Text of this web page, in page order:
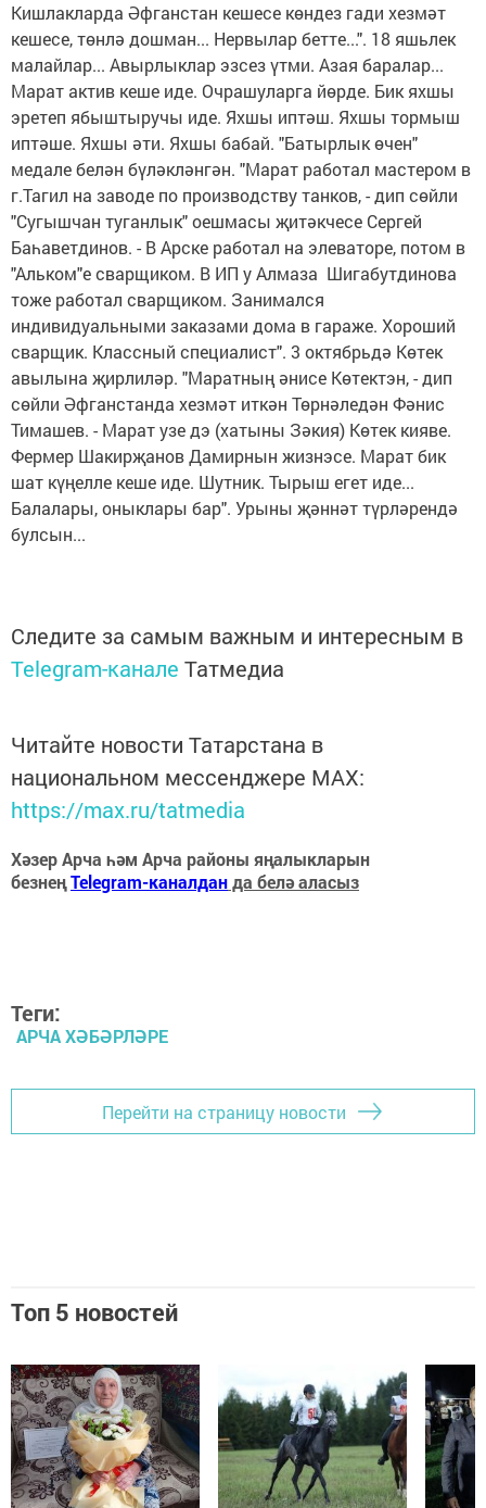
Кишлакларда Әфганстан кешесе көндез гади хезмәт
кешесе, төнлә дошман... Нервылар бетте...". 18 яшьлек
малайлар... Авырлыклар эзсез үтми. Азая баралар...
Марат актив кеше иде. Очрашуларга йөрде. Бик яхшы
эретеп ябыштыручы иде. Яхшы иптәш. Яхшы тормыш
иптәше. Яхшы әти. Яхшы бабай. "Батырлык өчен"
медале белән бүләкләнгән. "Марат работал мастером в
г.Тагил на заводе по производству танков, - дип сөйли
"Сугышчан туганлык" оешмасы җитәкчесе Сергей
Баһаветдинов. - В Арске работал на элеваторе, потом в
"Альком"е сварщиком. В ИП у Алмаза Шигабутдинова
тоже работал сварщиком. Занимался
индивидуальными заказами дома в гараже. Хороший
сварщик. Классный специалист". 3 октябрьдә Көтек
авылына җирлиләр. "Маратның әнисе Көтектэн, - дип
сөйли Әфганстанда хезмәт иткән Төрнәледән Фәнис
Тимашев. - Марат узе дэ (хатыны Зәкия) Көтек кияве.
Фермер Шакирҗанов Дамирнын жизнэсе. Марат бик
шат күңелле кеше иде. Шутник. Тырыш егет иде...
Балалары, оныклары бар". Урыны җәннәт түрләрендә
булсын...
Следите за самым важным и интересным в
Telegram-канале Татмедиа
Читайте новости Татарстана в
национальном мессенджере MАХ:
https://max.ru/tatmedia
Хәзер Арча һәм Арча районы яңалыкларын
безнеңTelegram-каналданда белә аласыз
Теги:
АРЧА ХӘБӘРЛӘРЕ
Перейти на страницу новости
Топ 5 новостей